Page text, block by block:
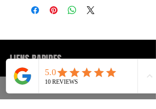
LIENS RAPIDES
Tenisice
FAQ